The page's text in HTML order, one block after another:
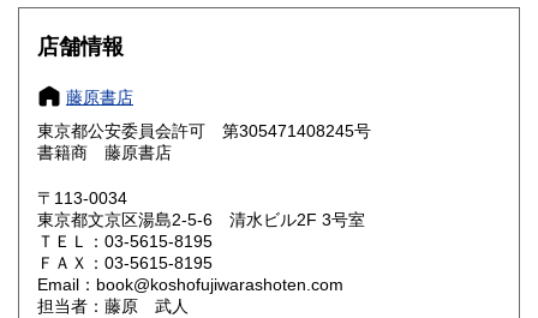
大阪府
奈良県
鳥取県 600円 島根県
岡山県
山口県 600円
香川県 600円 愛媛県
店舗情報
藤原書店
東京都公安委員会許可 第305471408245号
書籍商 藤原書店
〒113-0034
東京都文京区湯島2-5-6 清水ビル2F 3号室
ＴＥＬ：03-5615-8195
ＦＡＸ：03-5615-8195
Email：book@koshofujiwarashoten.com
担当者：藤原 武人